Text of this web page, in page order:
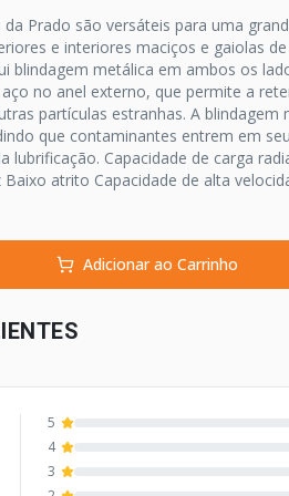
Prado são versáteis para uma
e interiores maciços e gaiolas
blindagem metálica em ambos os
no anel externo, que permite a
partículas estranhas. A blindagem
que contaminantes entrem em
lubrificação. Capacidade de carga
atrito Capacidade de alta
Adicionar ao Carrinho
5
4
3